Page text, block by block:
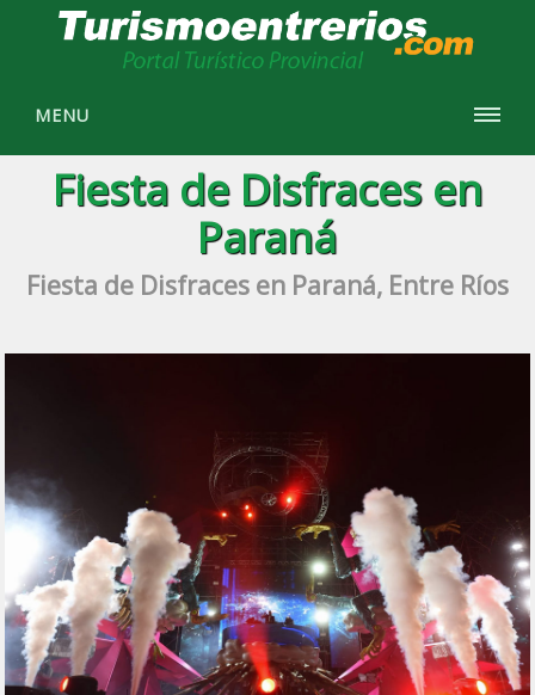
MENU
Fiesta de Disfraces en
Paraná
Fiesta de Disfraces en Paraná, Entre Ríos